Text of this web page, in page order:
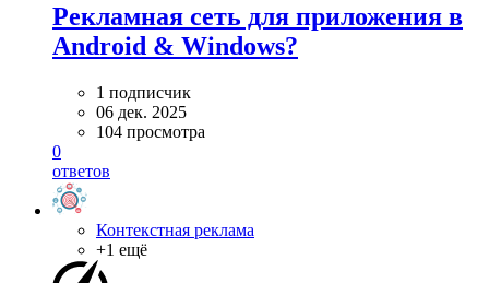
Рекламная сеть для приложения в
Android & Windows?
1 подписчик
06 дек. 2025
104 просмотра
0
ответов
Контекстная реклама
+1 ещё